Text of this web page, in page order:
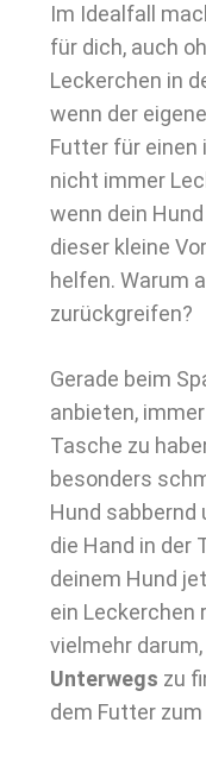
Im Idealfall
für dich, auch
Leckerchen in
wenn der
Futter für einen
nicht immer
wenn dein
dieser kleine
helfen. Warum
zurückgreifen?
Gerade beim
anbieten,
Tasche zu
besonders
Hund
die Hand in der
deinem Hund
ein Leckerchen
vielmehr
Unterwegs zu
dem Futter